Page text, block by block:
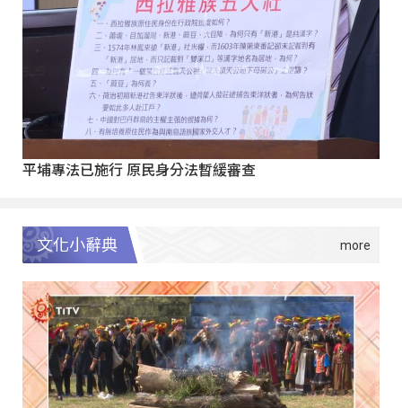
平埔專法已施行 原民身分法暫緩審查
文化小辭典